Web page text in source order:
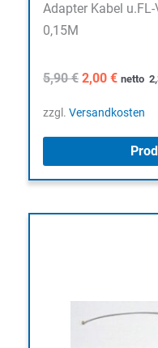
Adapter Kabel u.FL-
0,15M
5,90€
war:
2,00 €
ist:
netto
zzgl. Versandkosten